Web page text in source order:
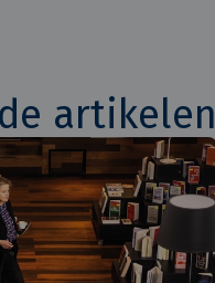
artikelen